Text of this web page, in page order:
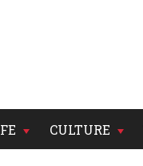
CULTURE